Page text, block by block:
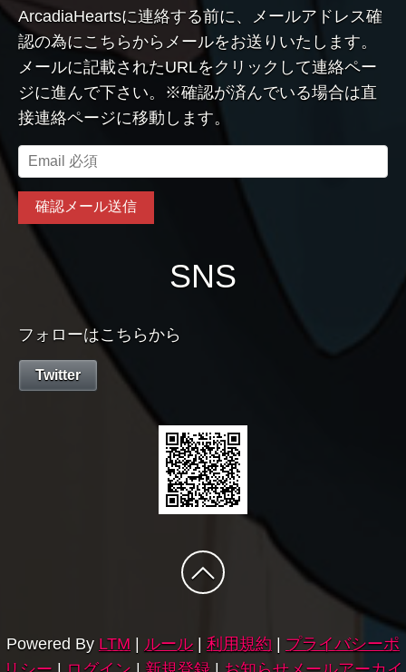
ArcadiaHeartsに連絡する前に、メールアドレス確
認の為にこちらからメールをお送りいたします。
メールに記載されたURLをクリックして連絡ペー
ジに進んで下さい。※確認が済んでいる場合は直
接連絡ページに移動します。
SNS
フォローはこちらから
Twitter
Powered By LTM ルール 利用規約
プライバシーポ